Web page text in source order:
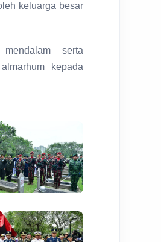
keluarga besar
serta
kepada